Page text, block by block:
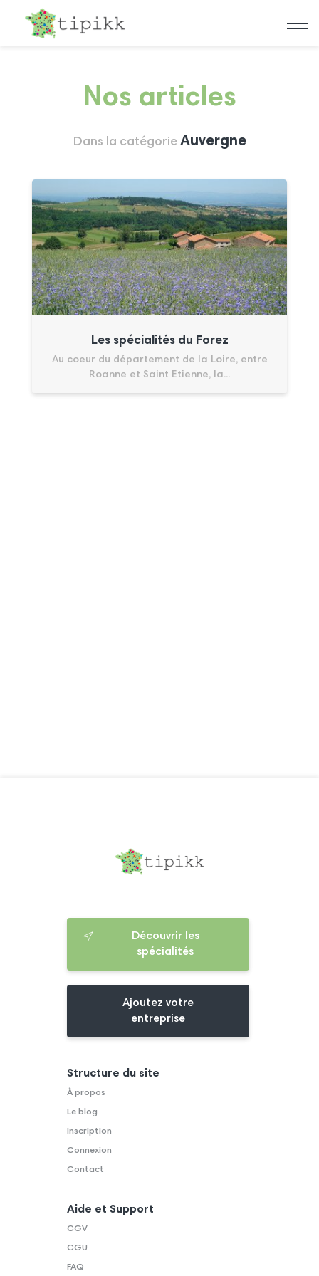
Nos articles
Dans la catégorie Auvergne
Les spécialités du Forez
Au coeur du département de la Loire, entre
Roanne et Saint Etienne, la...
Découvrir les
spécialités
Ajoutez votre
entreprise
Structure du site
À propos
Le blog
Inscription
Connexion
Contact
Aide et Support
CGV
CGU
FAQ